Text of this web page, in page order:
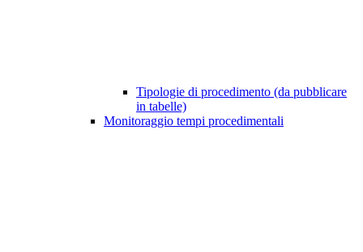
Tipologie di procedimento (da pubblicare
in tabelle)
Monitoraggio tempi procedimentali